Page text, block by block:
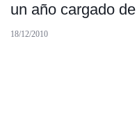
un año cargado
18/12/2010